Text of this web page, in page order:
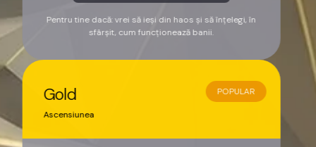
Pentru tine dacă: vrei să ieși din haos și să înțelegi, în
sfârșit, cum funcționează banii.
Gold
Ascensiunea
POPULAR